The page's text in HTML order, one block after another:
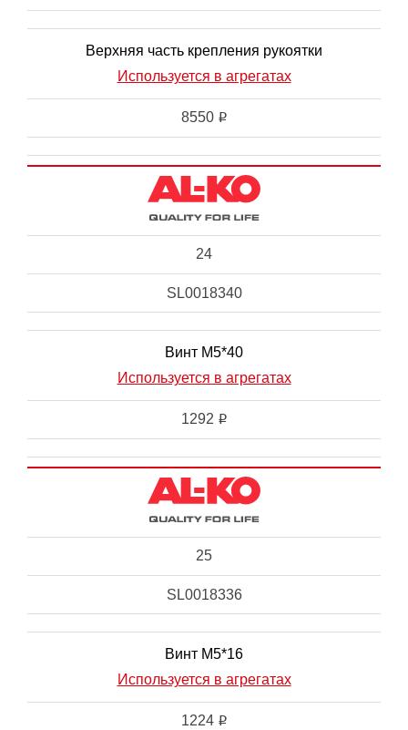
Верхняя часть крепления рукоятки
Используется в агрегатах
8550 i
24
SL0018340
Винт М5*40
Используется в агрегатах
1292 i
25
SL0018336
Винт М5*16
Используется в агрегатах
1224 i